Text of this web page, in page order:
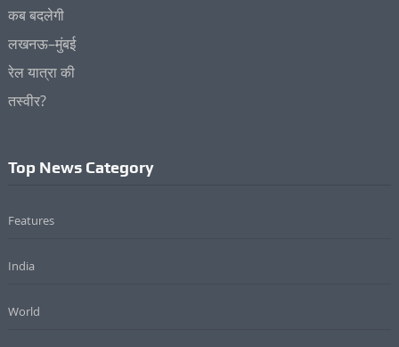
Top News Category
Features
India
World